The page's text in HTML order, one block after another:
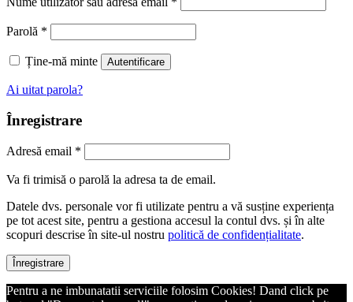
Parolă *
Ține-mă minte Autentificare
Ai uitat parola?
Înregistrare
Adresă email *
Va fi trimisă o parolă la adresa ta de email.
Datele dvs. personale vor fi utilizate pentru a vă susține experiența
pe tot acest site, pentru a gestiona accesul la contul dvs. și în alte
scopuri descrise în site-ul nostru politică de confidențialitate.
Înregistrare
Pentru a ne imbunatatii serviciile folosim Cookies! Dand click pe